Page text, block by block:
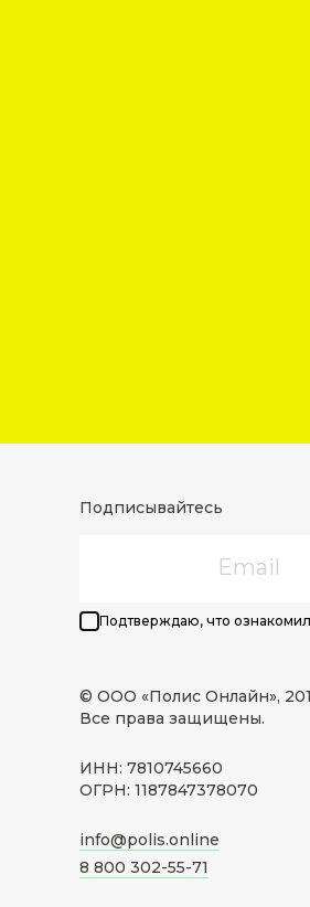
Подписывайтесь
Подтверждаю, что
© ООО «Полис Онлайн»,
Все права защищены.
ИНН: 7810745660
ОГРН: 1187847378070
info@polis.online
8 800 302-55-71